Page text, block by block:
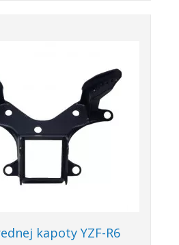
kapoty YZF-R6